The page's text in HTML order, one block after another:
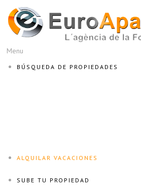
Menu
BÚSQUEDA DE PROPIEDADES
ALQUILAR VACACIONES
SUBE TU PROPIEDAD